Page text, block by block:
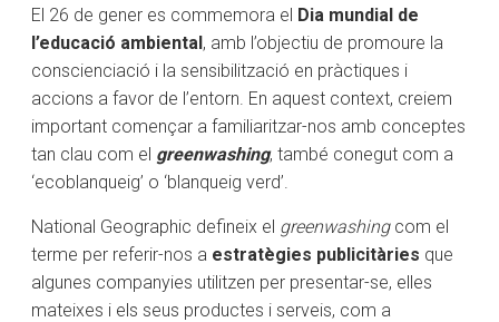
El 26 de gener es commemora el Dia mundial de
l’educació ambiental, amb l’objectiu de promoure la
conscienciació i la sensibilització en pràctiques i
accions a favor de l’entorn. En aquest context, creiem
important començar a familiaritzar-nos amb conceptes
tan clau com el greenwashing, també conegut com a
‘ecoblanqueig’ o ‘blanqueig verd’.
National Geographic defineix el greenwashing com el
terme per referir-nos a estratègies publicitàries que
algunes companyies utilitzen per presentar-se, elles
mateixes i els seus productes i serveis, com a